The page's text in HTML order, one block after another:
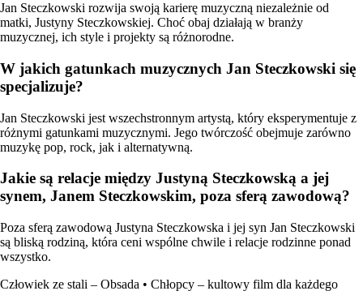
Jan Steczkowski rozwija swoją karierę muzyczną niezależnie od
matki, Justyny Steczkowskiej. Choć obaj działają w branży
muzycznej, ich style i projekty są różnorodne.
W jakich gatunkach muzycznych Jan Steczkowski się
specjalizuje?
Jan Steczkowski jest wszechstronnym artystą, który eksperymentuje z
różnymi gatunkami muzycznymi. Jego twórczość obejmuje zarówno
muzykę pop, rock, jak i alternatywną.
Jakie są relacje między Justyną Steczkowską a jej
synem, Janem Steczkowskim, poza sferą zawodową?
Poza sferą zawodową Justyna Steczkowska i jej syn Jan Steczkowski
są bliską rodziną, która ceni wspólne chwile i relacje rodzinne ponad
wszystko.
Człowiek ze stali – Obsada • Chłopcy – kultowy film dla każdego